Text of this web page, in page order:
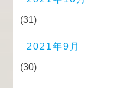
(31)
2021年9月
(30)